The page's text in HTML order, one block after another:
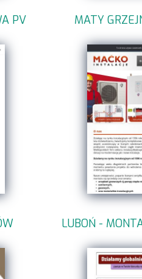
PV MATY
LUBOŃ -